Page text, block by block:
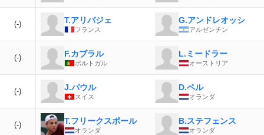
(-) T.アリバジェ
フランス
G.アンドレオッシ
アルゼンチン
(-) F.カブラル
ポルトガル
L.ミードラー
オーストリア
(-) J.パウル
スイス
D.ペル
オランダ
(-) T.フリークスポール
オランダ
B.ステフェンス
オランダ